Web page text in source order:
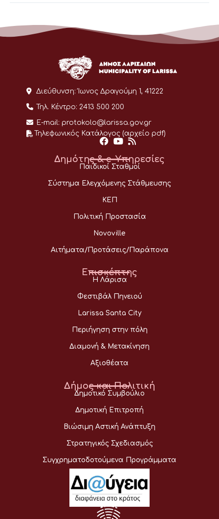
Διεύθυνση: Ίωνος Δραγούμη 1, 41222
Τηλ. Κέντρο: 2413 500 200
E-mail: protokolo@larissa.gov.gr
Τηλεφωνικός Κατάλογος (αρχείο pdf)
Δημότης & e-Υπηρεσίες
Παιδικοί Σταθμοί
Σύστημα Ελεγχόμενης Στάθμευσης
ΚΕΠ
Πολιτική Προστασία
Novoville
Αιτήματα/Προτάσεις/Παράπονα
Επισκέπτης
Η Λάρισα
Φεστιβάλ Πηνειού
Larissa Santa City
Περιήγηση στην πόλη
Διαμονή & Μετακίνηση
Αξιοθέατα
Δήμος και Πολιτική
Δημοτικό Συμβούλιο
Δημοτική Επιτροπή
Βιώσιμη Αστική Ανάπτυξη
Στρατηγικός Σχεδιασμός
Συγχρηματοδοτούμενα Προγράμματα